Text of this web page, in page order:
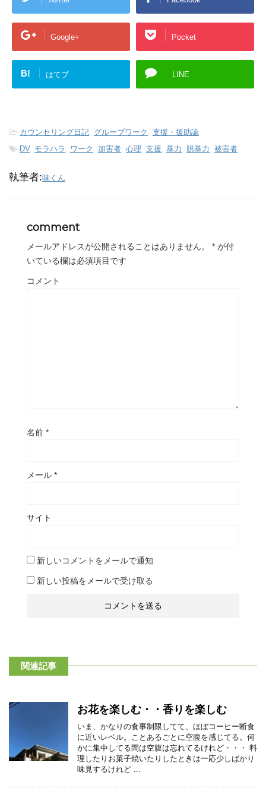
Google+ Pocket
B! はてブ LINE
-カウンセリング日記, グループワーク , 支援・援助論
-DV, モラハラ , ワーク , 加害者, 心理, 支援, 暴力 , 脱暴力 , 被害者
執筆者:味くん
comment
メールアドレスが公開されることはありません。 * が付
いている欄は必須項目です
コメント
名前 *
メール *
サイト
新しいコメントをメールで通知
新しい投稿をメールで受け取る
関連記事
お花を楽しむ・・香りを楽しむ
いま、かなりの食事制限してて、ほぼコーヒー断食
に近いレベル。ことあるごとに空腹を感じてる。何
かに集中してる間は空腹は忘れてるけれど・・・ 料
理したりお菓子焼いたりしたときは一応少しばかり
味見するけれど ...